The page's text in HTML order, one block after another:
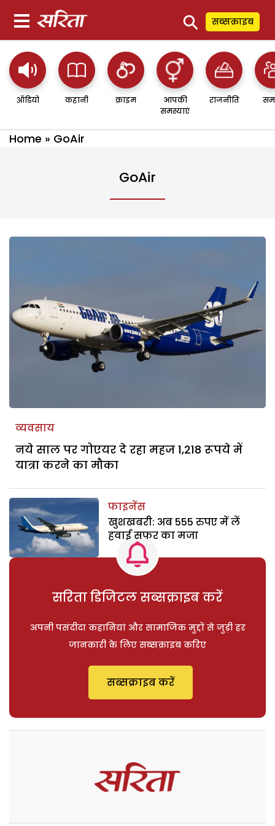
⚲ सब्सक्राइब
ऑडियो कहानी क्राइम
आपकी
समस्याएं
राजनीति
Home » GoAir
GoAir
व्यवसाय
नये साल पर गोएयर दे रहा महज 1,218 रूपये में
यात्रा करने का मौका
फाइनेंस
खुशखबरी: अब 555 रुपए में लें
हवाई सफर का मजा
सरिता डिजिटल सब्सक्राइब करें
अपनी पसंदीदा कहानियां और सामाजिक मुद्दों से जुड़ी हर
जानकारी के लिए सब्सक्राइब करिए
सब्सक्राइब करें